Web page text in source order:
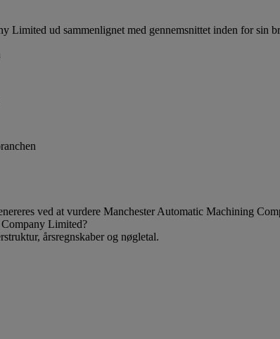
Limited ud sammenlignet med gennemsnittet inden for sin
ved at vurdere Manchester Automatic Machining
Limited?
årsregnskaber og nøgletal.